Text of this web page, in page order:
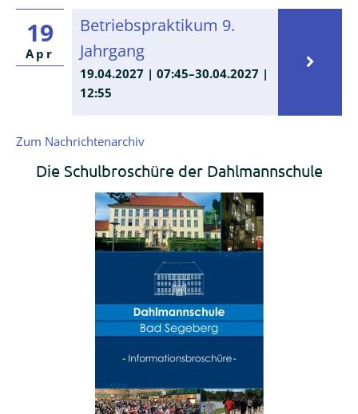
E
19
Apr
Betriebspraktikum 9.
Jahrgang
19.04.2027 | 07:45–30.04.2027 |
12:55
Jahrgang
Zum Nachrichtenarchiv
Die Schulbroschüre der Dahlmannschule